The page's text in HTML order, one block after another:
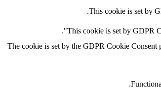
This cookie is set by
This cookie is set by GDPR
The cookie is set by the GDPR Cookie Consent